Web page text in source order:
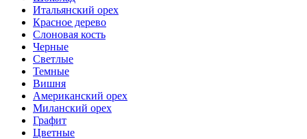
Итальянский орех
Красное дерево
Слоновая кость
Черные
Светлые
Темные
Вишня
Американский орех
Миланский орех
Графит
Цветные